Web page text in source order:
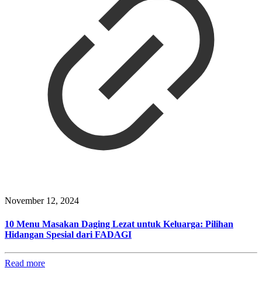
November 12, 2024
10 Menu Masakan Daging Lezat untuk Keluarga: Pilihan
Hidangan Spesial dari FADAGI
Read more